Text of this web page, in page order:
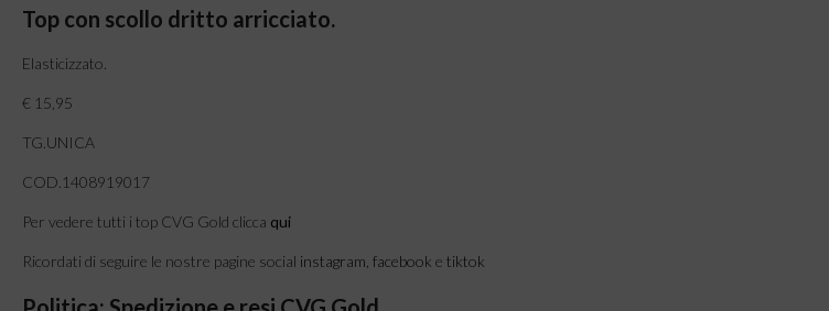
Top con scollo dritto arricciato.
Elasticizzato.
€ 15,95
TG.UNICA
COD.1408919017
Per vedere tutti i top CVG Gold clicca qui
Ricordati di seguire le nostre pagine social instagram facebook e tiktok